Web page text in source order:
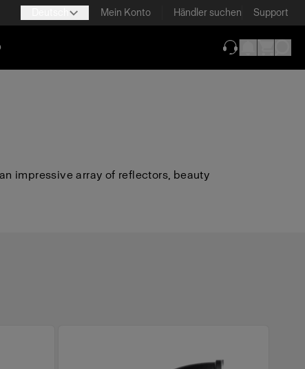
Mein Konto Händler suchen Support
impressive array of reflectors, beauty